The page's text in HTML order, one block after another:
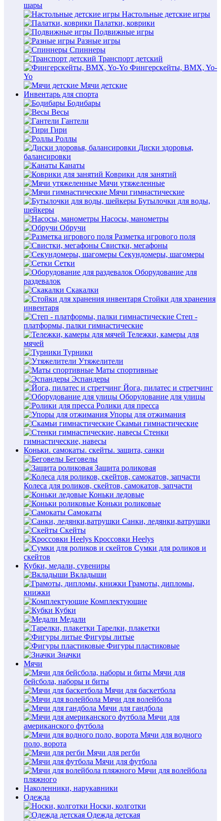
шары
Настольные детские игры
Палатки, коврики
Подвижные игры
Разные игры
Спиннеры
Транспорт детский
Фингерскейты, BMX, Yo-
Yo
Мячи детские
Инвентарь для спорта
Бодибары
Весы
Гантели
Гири
Роллы
Диски здоровья,
балансировки
Канаты
Коврики для занятий
Мячи утяжеленные
Мячи гимнастические
Бутылочки для воды,
шейкеры
Насосы, манометры
Обручи
Разметка игрового поля
Свистки, мегафоны
Секундомеры, шагомеры
Сетки
Оборудование для
раздевалок
Скакалки
Стойки для хранения
инвентаря
Степ -
платформы, палки гимнастические
Тележки, камеры для
мячей
Турники
Утяжелители
Маты спортивные
Эспандеры
Йога, пилатес и стретчинг
Оборудование для улицы
Ролики для пресса
Упоры для отжимания
Скамьи гимнастические
Стенки
гимнастические, навесы
Коньки. самокаты. скейты. защита, санки
Беговелы
Защита роликовая
Колеса для роликов, скейтов, самокатов, запчасти
Коньки ледовые
Коньки роликовые
Самокаты
Санки, ледянки,ватрушки
Скейты
Кроссовки Heelys
Сумки для роликов и
скейтов
Кубки, медали, сувениры
Вкладыши
Грамоты, дипломы,
книжки
Комплектующие
Кубки
Медали
Тарелки, плакетки
Фигуры литые
Фигуры пластиковые
Значки
Мячи
Мячи для
бейсбола, наборы и биты
Мячи для баскетбола
Мячи для волейбола
Мячи для гандбола
Мячи для
американского футбола
Мячи для водного
поло, ворота
Мячи для регби
Мячи для футбола
Мячи для волейбола
пляжного
Наколенники, нарукавники
Одежда
Носки, колготки
Одежда детская